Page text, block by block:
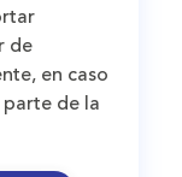
de
en caso
de la